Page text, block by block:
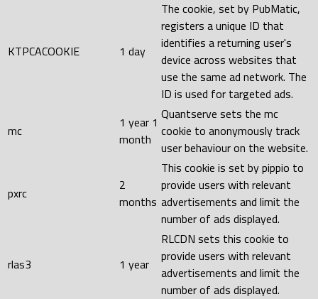
KTPCACOOKIE 1 day
The cookie, set by PubMatic,
registers a unique ID that
identifies a returning user's
device across websites that
use the same ad network. The
ID is used for targeted ads.
mc
1 year 1
month
Quantserve sets the mc
cookie to anonymously track
user behaviour on the website.
pxrc
2
months
This cookie is set by pippio to
provide users with relevant
advertisements and limit the
number of ads displayed.
rlas3 1 year
RLCDN sets this cookie to
provide users with relevant
advertisements and limit the
number of ads displayed.